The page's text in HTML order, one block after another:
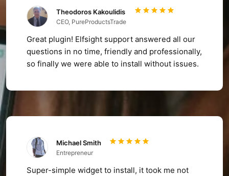
Theodoros Kakoulidis
CEO, PureProductsTrade
Great plugin! Elfsight support answered all our
questions in no time, friendly and professionally,
so finally we were able to install without issues.
Michael Smith
Entrepreneur
Super-simple widget to install, it took me not